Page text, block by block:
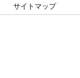
サイトマップ